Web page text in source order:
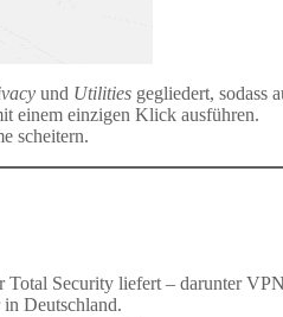
und Utilities gegliedert, sodass
einem einzigen Klick ausführen.
scheitern.
Security liefert – darunter
Deutschland.